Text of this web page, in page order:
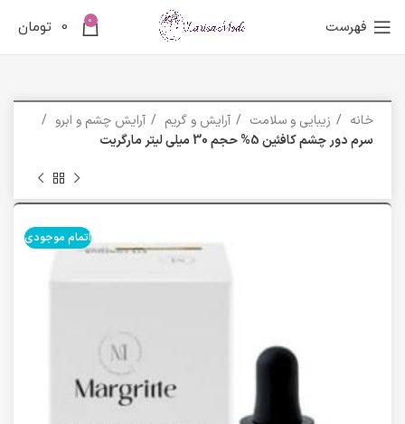
فهرست 0
0 تومان
خانه زیبایی و سلامت آرایش و گریم
آرایش چشم و ابرو
سرم دور چشم کافئین 5% حجم 30 میلی لیتر مارگریت
اتمام موجودی